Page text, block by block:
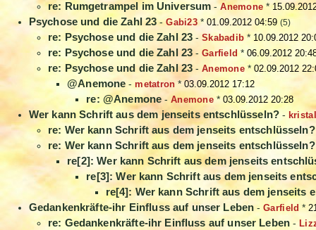
re: Rumgetrampel im Universum -Anemone *
Psychose und die Zahl 23-Gabi23* 01.09.2012 04:59 (5)
re: Psychose und die Zahl 23 -Skabadib * 10.09.2012
re: Psychose und die Zahl 23 -Garfield*06.09.2012
re: Psychose und die Zahl 23 -Anemone* 02.09.2012
@Anemone -metatron *03.09.2012 17:12
re: @Anemone -Anemone* 03.09.2012 20:28
Wer kann Schrift aus dem jenseits entschlüsseln?-
re: Wer kann Schrift aus dem jenseits entschlüsseln?
re: Wer kann Schrift aus dem jenseits entschlüsseln?
re[2]: Wer kann Schrift aus dem jenseits
re[3]: Wer kann Schrift aus dem jenseits
re[4]: Wer kann Schrift aus dem jenseits
Gedankenkräfte-ihr Einfluss auf unser Leben -Garfield *
re: Gedankenkräfte-ihr Einfluss auf unser Leben -